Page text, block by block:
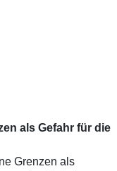
als Gefahr für die
Grenzen als